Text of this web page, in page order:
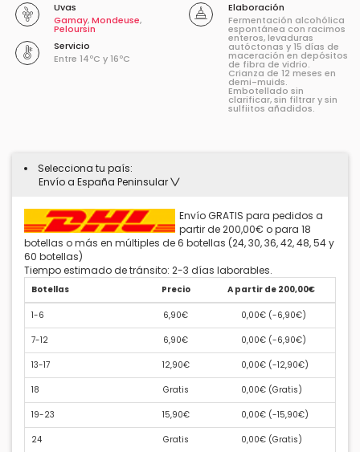
Uvas
Gamay,Mondeuse,
Peloursin
Servicio
Entre 14ºC y 16ºC
Elaboración
Fermentación alcohólica
espontánea con racimos
enteros, levaduras
autóctonas y 15 días de
maceración en depósitos
de fibra de vidrio.
Crianza de 12 meses en
demi-muids.
Embotellado sin
clarificar, sin filtrar y sin
sulfiitos añadidos.
Selecciona tu país:
Envío a España Peninsular
Envío GRATIS para pedidos a
partir de 200,00€ o para 18
botellas o más en múltiples de 6 botellas (24, 30, 36, 42, 48, 54 y
60 botellas)
Tiempo estimado de tránsito: 2-3 días laborables.
Botellas Precio A partir de 200,00€
1-6 6,90€ 0,00€ (-6,90€)
7-12 6,90€ 0,00€ (-6,90€)
13-17 12,90€ 0,00€ (-12,90€)
18 Gratis 0,00€ (Gratis)
19-23 15,90€ 0,00€ (-15,90€)
24 Gratis 0,00€ (Gratis)